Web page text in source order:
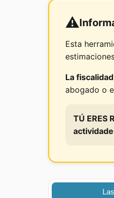
⚠️
Esta
La
abogado o
TÚ ERES